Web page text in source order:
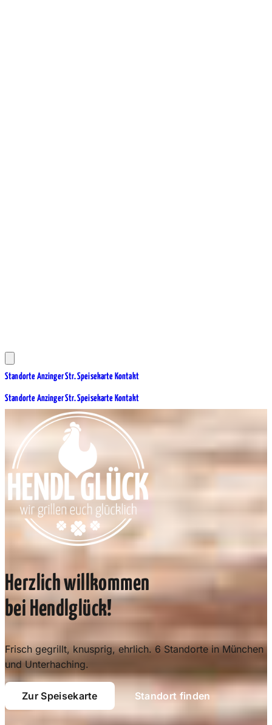
Standorte Anzinger Str.Speisekarte Kontakt
Standorte Anzinger Str.Speisekarte Kontakt
Herzlich willkommen
bei Hendlglück!
Frisch gegrillt, knusprig, ehrlich. 6 Standorte in München
und Unterhaching.
Zur Speisekarte Standort finden